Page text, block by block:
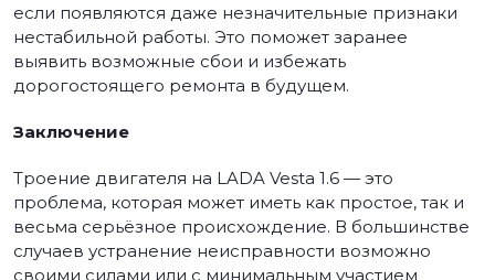
если появляются даже незначительные признаки
нестабильной работы. Это поможет заранее
выявить возможные сбои и избежать
дорогостоящего ремонта в будущем.
Заключение
Троение двигателя на LADA Vesta 1.6 — это
проблема, которая может иметь как простое, так и
весьма серьёзное происхождение. В большинстве
случаев устранение неисправности возможно
своими силами или с минимальным участием